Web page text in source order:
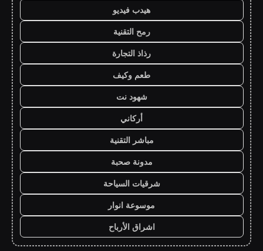
هيدب فيديو
رمح التقنية
رذاذ التجارة
طعم وكيف
شهود نت
أركاني
مباشر التقنية
مدونة صحبة
شرقيات السياحة
موسوعة انوار
اشراق الأرباح